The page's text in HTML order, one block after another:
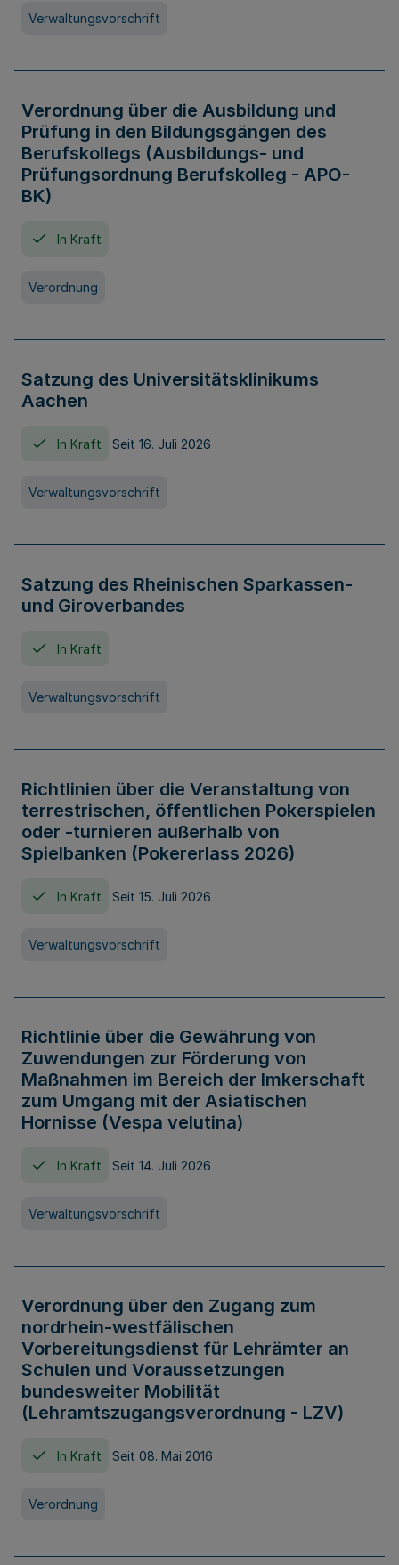
Verwaltungsvorschrift
Verordnung über die Ausbildung und
Prüfung in den Bildungsgängen des
Berufskollegs (Ausbildungs- und
Prüfungsordnung Berufskolleg - APO-
BK)
In Kraft
Verordnung
Satzung des Universitätsklinikums
Aachen
In Kraft Seit 16. Juli 2026
Verwaltungsvorschrift
Satzung des Rheinischen Sparkassen-
und Giroverbandes
In Kraft
Verwaltungsvorschrift
Richtlinien über die Veranstaltung von
terrestrischen, öffentlichen Pokerspielen
oder -turnieren außerhalb von
Spielbanken (Pokererlass 2026)
In Kraft Seit 15. Juli 2026
Verwaltungsvorschrift
Richtlinie über die Gewährung von
Zuwendungen zur Förderung von
Maßnahmen im Bereich der Imkerschaft
zum Umgang mit der Asiatischen
Hornisse (Vespa velutina)
In Kraft Seit 14. Juli 2026
Verwaltungsvorschrift
Verordnung über den Zugang zum
nordrhein-westfälischen
Vorbereitungsdienst für Lehrämter an
Schulen und Voraussetzungen
bundesweiter Mobilität
(Lehramtszugangsverordnung - LZV)
In Kraft Seit 08. Mai 2016
Verordnung